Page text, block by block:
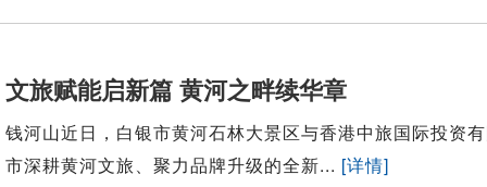
文旅赋能启新篇 黄河之畔续华章
钱河山近日，白银市黄河石林大景区与香港中旅国际投资
市深耕黄河文旅、聚力品牌升级的全新... [详情]